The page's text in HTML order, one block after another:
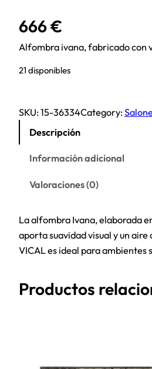
666€
Alfombra ivana, fabricado con
21 disponibles
SKU:15-36334Category:
Descripción
Información adicional
Valoraciones (0)
La alfombra Ivana, elaborada
aporta suavidad visual y un aire
VICAL es ideal para ambientes
Productos